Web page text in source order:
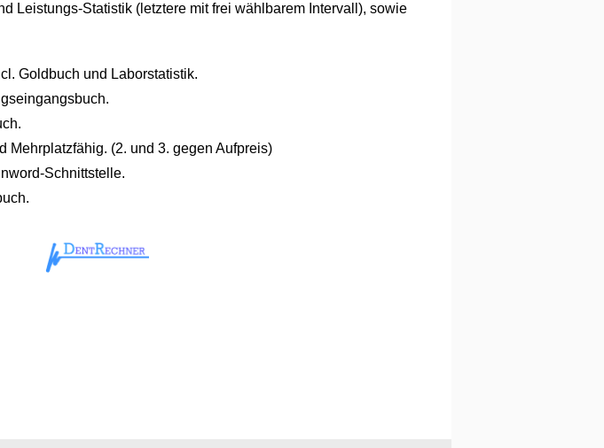
Leistungs-Statistik (letztere mit frei wählbarem Intervall), sowie
Goldbuch und Laborstatistik.
Mehrplatzfähig. (2. und 3. gegen Aufpreis)
Schnittstelle.